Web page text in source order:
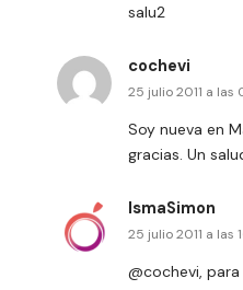
salu2
cochevi
25 julio 2011 a las
Soy nueva en
gracias. Un
IsmaSimon
25 julio 2011 a las
@cochevi,